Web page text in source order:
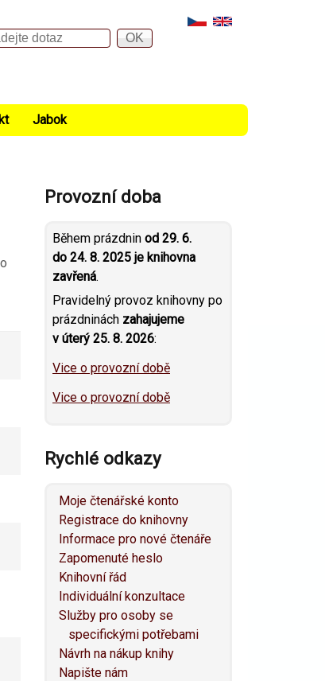
Jabok
Provozní doba
Během prázdnin od 29. 6.
do 24. 8. 2025 je knihovna
zavřená.
Pravidelný provoz knihovny po
prázdninách zahajujeme
v úterý 25. 8. 2026:
Vice o provozní době
Vice o provozní době
Rychlé odkazy
Moje čtenářské konto
Registrace do knihovny
Informace pro nové čtenáře
Zapomenuté heslo
Knihovní řád
Individuální konzultace
Služby pro osoby se
specifickými potřebami
Návrh na nákup knihy
Napište nám